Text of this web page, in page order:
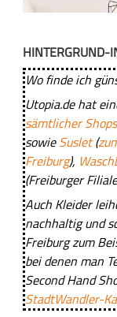
e
a
k
e
r
a
u
s
r
e
c
y
c
e
HINTERGRUND-
Wo finde ich
Utopia.de hat
sämtlicher Shops
sowieSuslet(
Freiburg),
(Freiburger
Auch Kleider
nachhaltig und
Freiburg zum
bei denen man
Second Hand
StadtWandler-